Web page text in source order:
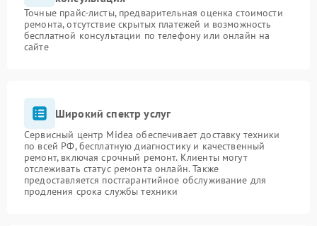
Точные прайс-листы, предварительная оценка стоимости
ремонта, отсутствие скрытых платежей и возможность
бесплатной консультации по телефону или онлайн на
сайте
Широкий спектр услуг
Сервисный центр Midea обеспечивает доставку техники
по всей РФ, бесплатную диагностику и качественный
ремонт, включая срочный ремонт. Клиенты могут
отслеживать статус ремонта онлайн. Также
предоставляется постгарантийное обслуживание для
продления срока службы техники